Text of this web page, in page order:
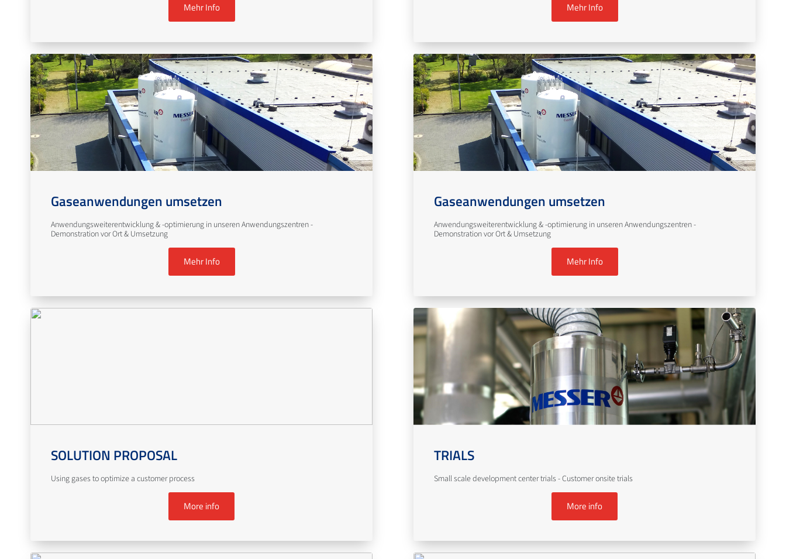
Mehr Info Mehr Info
Gaseanwendungen umsetzen
Anwendungsweiterentwicklung & -optimierung in unseren Anwendungszentren -
Demonstration vor Ort & Umsetzung
Mehr Info
Gaseanwendungen umsetzen
Anwendungsweiterentwicklung & -optimierung in unseren Anwendungszentren -
Demonstration vor Ort & Umsetzung
Mehr Info
SOLUTION PROPOSAL
Using gases to optimize a customer process
More info
TRIALS
Small scale development center trials - Customer onsite trials
More info